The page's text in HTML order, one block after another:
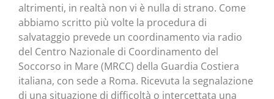
altrimenti, in realtà non vi è nulla di strano. Come
abbiamo scritto più volte la procedura di
salvataggio prevede un coordinamento via radio
del Centro Nazionale di Coordinamento del
Soccorso in Mare (MRCC) della Guardia Costiera
italiana, con sede a Roma. Ricevuta la segnalazione
di una situazione di difficoltà o intercettata una